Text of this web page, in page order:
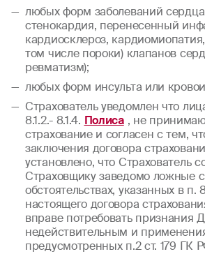
любых форм заболеваний
стенокардия, перенесенный
кардиосклероз,
том числе пороки) клапанов
ревматизм);
любых форм инсульта или
Страхователь уведомлен что
8.1.2.- 8.1.4. Полиса , не
страхование и согласен с тем,
заключения договора
установлено, что Страхователь
Страховщику заведомо ложные
обстоятельствах, указанных в п.
настоящего договора
вправе потребовать признания
недействительным и
предусмотренных п.2 ст. 179 ГК